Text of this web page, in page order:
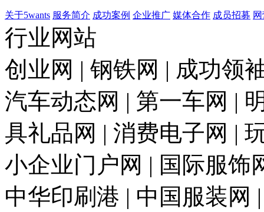
关于5wants 服务简介 成功案例 企业推广 媒体合作 成员招募
行业网站
创业网 | 钢铁网 | 成功领
汽车动态网 | 第一车网 |
具礼品网 | 消费电子网 |
小企业门户网 | 国际服饰
中华印刷港 | 中国服装网